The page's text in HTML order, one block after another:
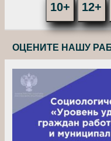
10+ 12+
ОЦЕНИТЕ НАШУ